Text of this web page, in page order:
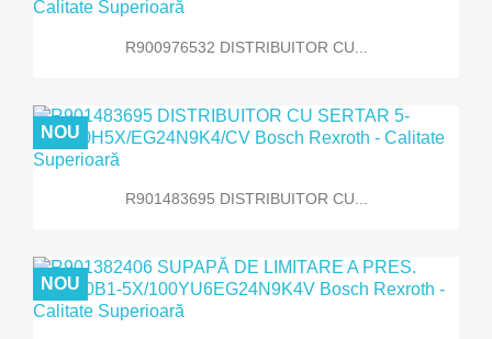
R900976532 DISTRIBUITOR CU...
R901483695 DISTRIBUITOR CU...
NOU
NOU